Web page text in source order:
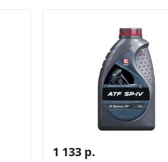
1 133 р.